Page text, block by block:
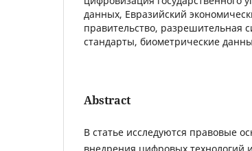
данных, Евразийский
правительство, разрешительная
стандарты, биометрические
Abstract
В статье исследуются правовые